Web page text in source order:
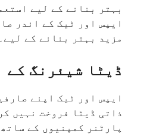
بہتر بنانے کے لیے
ایپس اور ٹیک کے اندر
مزید بہتر بنانے کے لیے۔
ڈیٹا شیئرنگ کے
ایپس اور ٹیک اپنے
ذاتی ڈیٹا فروخت نہیں
پارٹنر کمپنیوں کے